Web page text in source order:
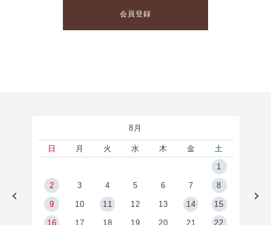
会員登録
8月
日 月 火 水 木 金
土
1
2 3 4 5 6 7 8
9 10 11 12 13 14 15
16 17 18 19 20 21 22